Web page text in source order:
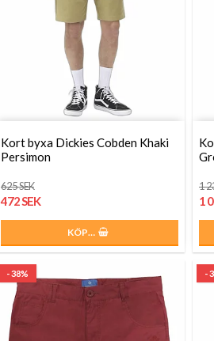
Kort byxa Dickies Cobden Khaki
Persimon
625 SEK
472 SEK
KÖP…
1
1
- 38% -